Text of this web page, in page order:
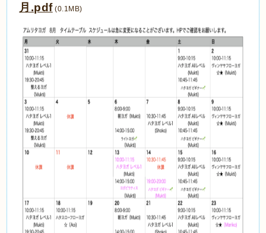
月.pdf(0.1MB)